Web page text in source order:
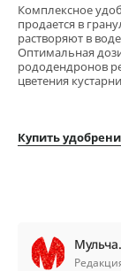
Комплексное
продается в
растворяют в
Оптимальная
рододендронов
цветения
Купить